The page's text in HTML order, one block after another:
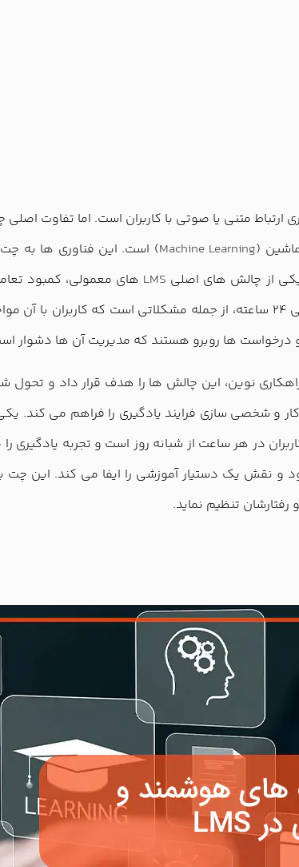
ارتباط متنی یا صوتی با کاربران است. اما تفاوت
(
Machine Learning) است. این فناوری ها به
یکی از چالش های اصلی LMS های معمولی، کمبود
توانایی در شخصی سازی مسیر یادگیری و نبود پشتیبانی 24 ساعته، از
و درخواست ها روبرو هستند که مدیریت آن ها دشوار
نوین، این چالش ها را هدف قرار داد و
و شخصی سازی فرایند یادگیری را فراهم می کند.
در هر ساعت از شبانه روز است و تجربه
و نقش یک دستیار آموزشی را ایفا می کند. این چت
رفتارشان تنظیم نماید.